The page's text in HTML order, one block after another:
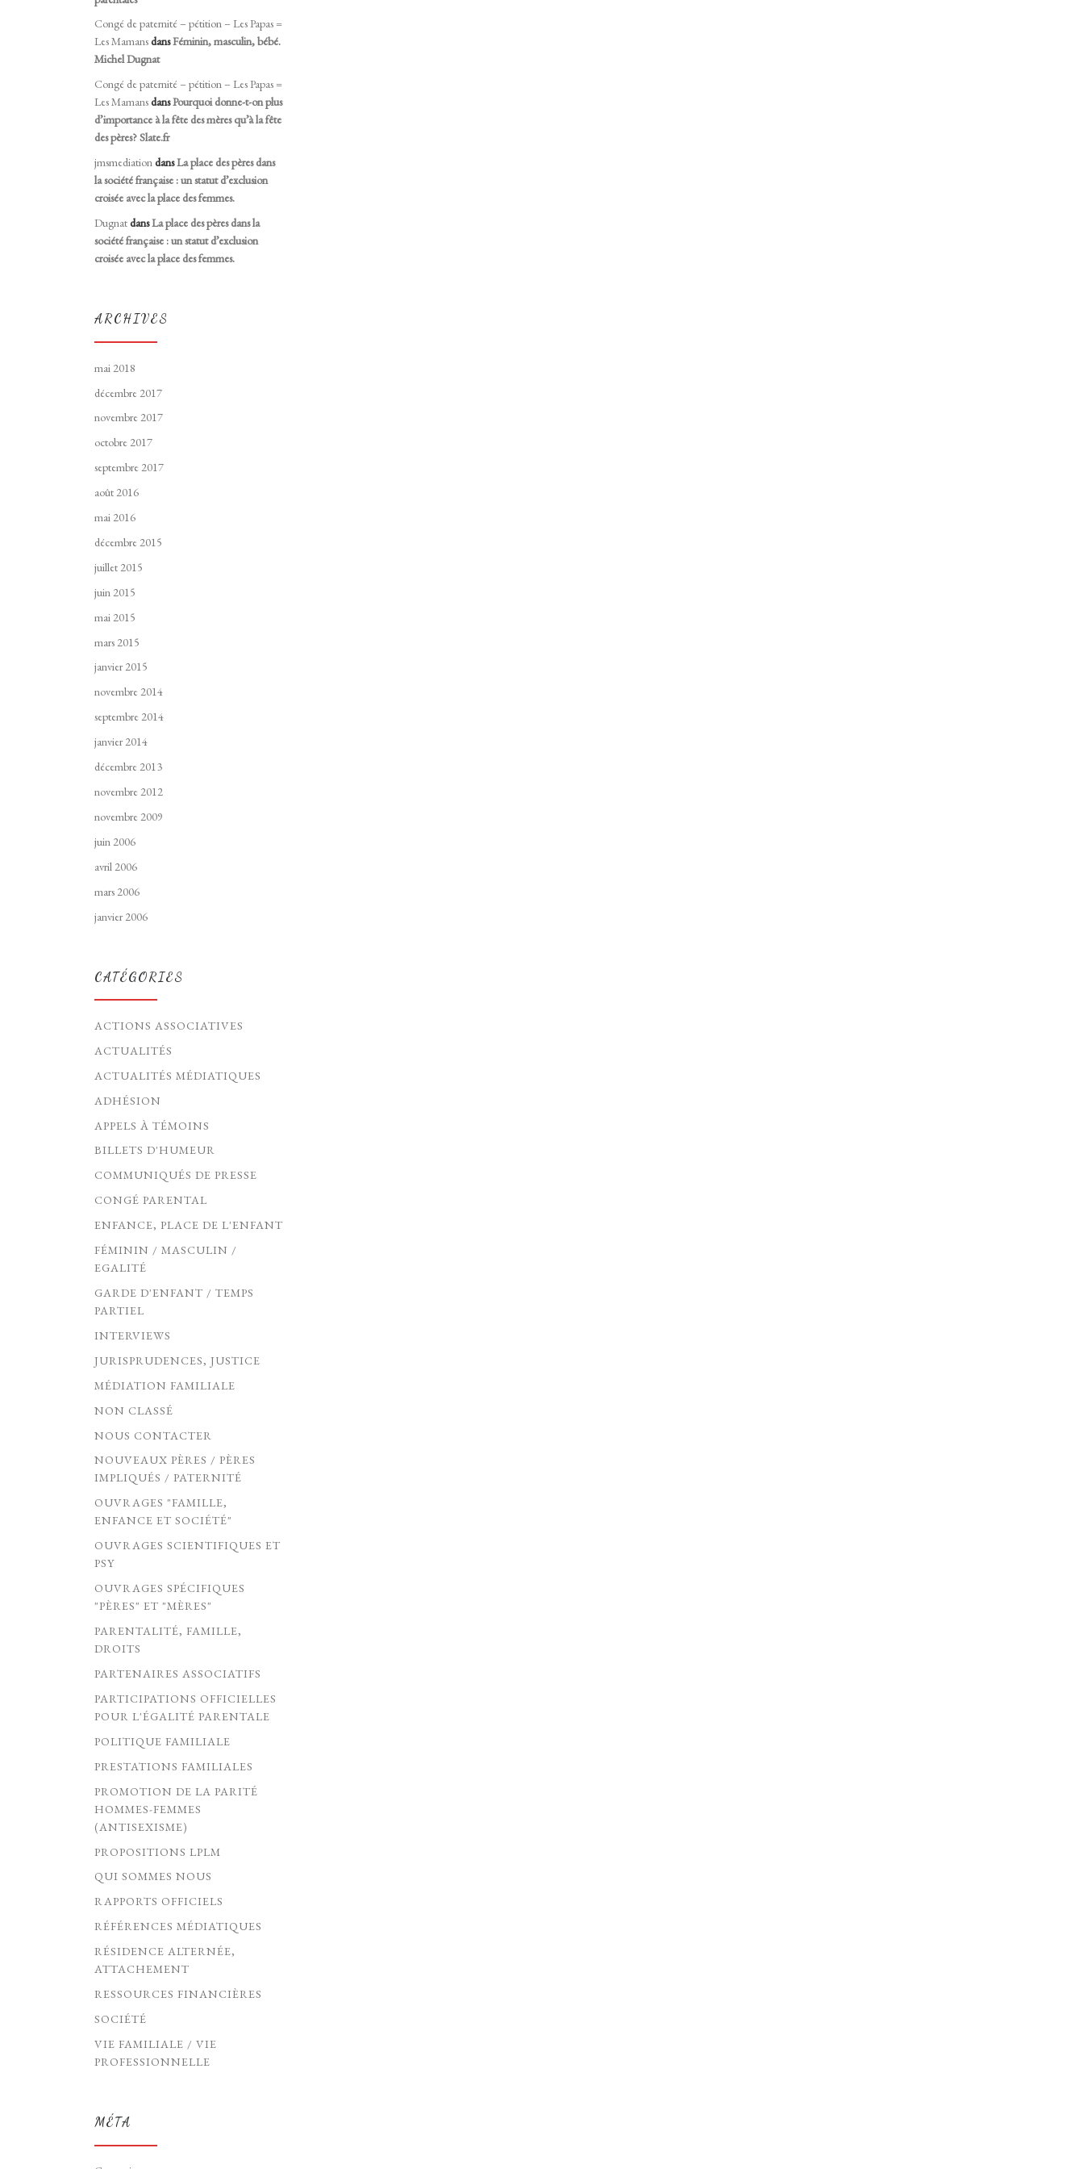
Congé de paternité – pétition – Les Papas =
Les MamansdansFéminin, masculin, bébé.
Michel Dugnat
Congé de paternité – pétition – Les Papas =
Les MamansdansPourquoi donne-t-on plus
d’importance à la fête des mères qu’à la fête
des pères? Slate.fr
jmsmediationdansLa place des pères dans
la société française : un statut d’exclusion
croisée avec la place des femmes.
DugnatdansLa place des pères dans la
société française : un statut d’exclusion
croisée avec la place des femmes.
ARCHIVES
mai 2018
décembre 2017
novembre 2017
octobre 2017
septembre 2017
août 2016
mai 2016
décembre 2015
juillet 2015
juin 2015
mai 2015
mars 2015
janvier 2015
novembre 2014
septembre 2014
janvier 2014
décembre 2013
novembre 2012
novembre 2009
juin 2006
avril 2006
mars 2006
janvier 2006
CATÉGORIES
ACTIONS ASSOCIATIVES
ACTUALITÉS
ACTUALITÉS MÉDIATIQUES
ADHÉSION
APPELS À TÉMOINS
BILLETS D'HUMEUR
COMMUNIQUÉS DE PRESSE
CONGÉ PARENTAL
ENFANCE, PLACE DE L'ENFANT
FÉMININ / MASCULIN /
EGALITÉ
GARDE D'ENFANT / TEMPS
PARTIEL
INTERVIEWS
JURISPRUDENCES, JUSTICE
MÉDIATION FAMILIALE
NON CLASSÉ
NOUS CONTACTER
NOUVEAUX PÈRES / PÈRES
IMPLIQUÉS / PATERNITÉ
OUVRAGES "FAMILLE,
ENFANCE ET SOCIÉTÉ"
OUVRAGES SCIENTIFIQUES ET
PSY
OUVRAGES SPÉCIFIQUES
"PÈRES" ET "MÈRES"
PARENTALITÉ, FAMILLE,
DROITS
PARTENAIRES ASSOCIATIFS
PARTICIPATIONS OFFICIELLES
POUR L'ÉGALITÉ PARENTALE
POLITIQUE FAMILIALE
PRESTATIONS FAMILIALES
PROMOTION DE LA PARITÉ
HOMMES-FEMMES
(ANTISEXISME)
PROPOSITIONS LPLM
QUI SOMMES NOUS
RAPPORTS OFFICIELS
RÉFÉRENCES MÉDIATIQUES
RÉSIDENCE ALTERNÉE,
ATTACHEMENT
RESSOURCES FINANCIÈRES
SOCIÉTÉ
VIE FAMILIALE / VIE
PROFESSIONNELLE
MÉTA